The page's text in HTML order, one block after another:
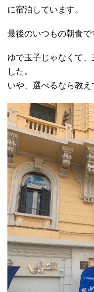
に宿泊しています。
最後のいつもの朝食で
ゆで玉子じゃなくて
した。
いや、選べるなら教え